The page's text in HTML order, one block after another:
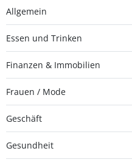
Allgemein
Essen und Trinken
Finanzen & Immobilien
Frauen / Mode
Geschäft
Gesundheit